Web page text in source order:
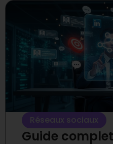
Réseaux sociaux
Guide